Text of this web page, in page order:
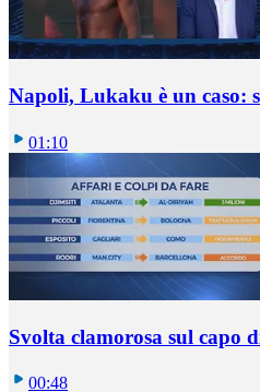
Napoli, Lukaku è un caso:
01:10
Svolta clamorosa sul capo
00:48